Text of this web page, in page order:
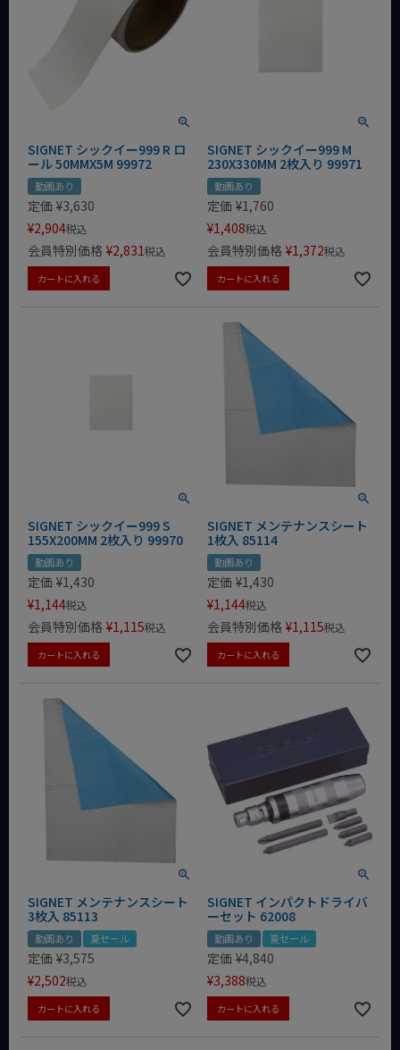
SIGNET シックイー999 R ロ
ール 50MMX5M 99972
動画あり
定価 ¥3,630
¥2,904税込
会員特別価格 ¥2,831税込
カートに入れる
SIGNET シックイー999 M
230X330MM 2枚入り 99971
動画あり
定価 ¥1,760
¥1,408税込
会員特別価格 ¥1,372税込
カートに入れる
SIGNET シックイー999 S
155X200MM 2枚入り 99970
動画あり
定価 ¥1,430
¥1,144税込
会員特別価格 ¥1,115税込
カートに入れる
SIGNET メンテナンスシート
1枚入 85114
動画あり
定価 ¥1,430
¥1,144税込
会員特別価格 ¥1,115税込
カートに入れる
SIGNET メンテナンスシート
3枚入 85113
動画あり 夏セール
定価 ¥3,575
¥2,502税込
カートに入れる
SIGNET インパクトドライバ
ーセット 62008
動画あり 夏セール
定価 ¥4,840
¥3,388税込
カートに入れる